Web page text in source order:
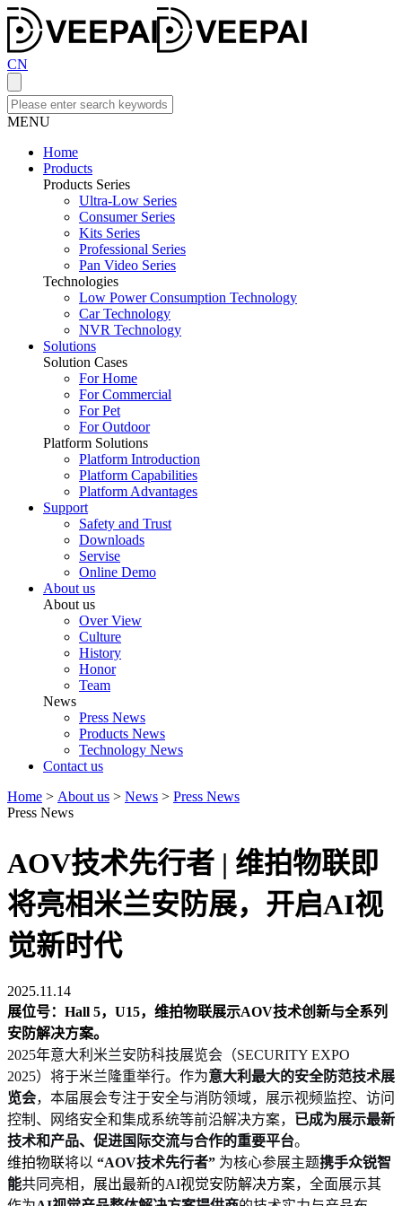
CN
MENU
Home
Products
Products Series
Ultra-Low Series
Consumer Series
Kits Series
Professional Series
Pan Video Series
Technologies
Low Power Consumption Technology
Car Technology
NVR Technology
Solutions
Solution Cases
For Home
For Commercial
For Pet
For Outdoor
Platform Solutions
Platform Introduction
Platform Capabilities
Platform Advantages
Support
Safety and Trust
Downloads
Servise
Online Demo
About us
About us
Over View
Culture
History
Honor
Team
News
Press News
Products News
Technology News
Contact us
Home > About us > News > Press News
Press News
AOV技术先行者 | 维拍物联即
将亮相米兰安防展，开启AI视
觉新时代
2025.11.14
展位号：Hall 5，U15，维拍物联展示AOV技术创新与全系列
安防解决方案。
2025年意大利米兰安防科技展览会（SECURITY EXPO
2025）将于米兰隆重举行。作为意大利最大的安全防范技术展
览会，本届展会专注于安全与消防领域，展示视频监控、访问
控制、网络安全和集成系统等前沿解决方案， 已成为展示最新
技术和产品、促进国际交流与合作的重要平台。
维拍物联将以 “AOV技术先行者” 为核心参展主题携手众锐智
能共同亮相， 展出最新的AI视觉安防解决方案， 全面展示其